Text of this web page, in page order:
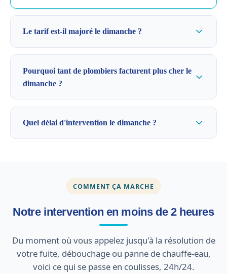
Le tarif est-il majoré le dimanche ?
Pourquoi tant de plombiers facturent plus cher le
dimanche ?
Quel délai d'intervention le dimanche ?
COMMENT ÇA MARCHE
Notre intervention en moins de 2 heures
Du moment où vous appelez jusqu'à la résolution de
votre fuite, débouchage ou panne de chauffe-eau,
voici ce qui se passe en coulisses, 24h/24.